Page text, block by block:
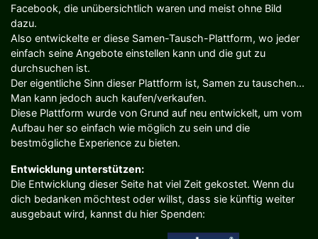
Facebook, die unübersichtlich waren und meist ohne Bild
dazu.
Also entwickelte er diese Samen-Tausch-Plattform, wo jeder
einfach seine Angebote einstellen kann und die gut zu
durchsuchen ist.
Der eigentliche Sinn dieser Plattform ist, Samen zu tauschen...
Man kann jedoch auch kaufen/verkaufen.
Diese Plattform wurde von Grund auf neu entwickelt, um vom
Aufbau her so einfach wie möglich zu sein und die
bestmögliche Experience zu bieten.
Entwicklung unterstützen:
Die Entwicklung dieser Seite hat viel Zeit gekostet. Wenn du
dich bedanken möchtest oder willst, dass sie künftig weiter
ausgebaut wird, kannst du hier Spenden: